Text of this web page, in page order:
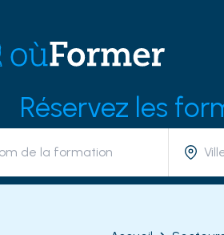
Réservez les